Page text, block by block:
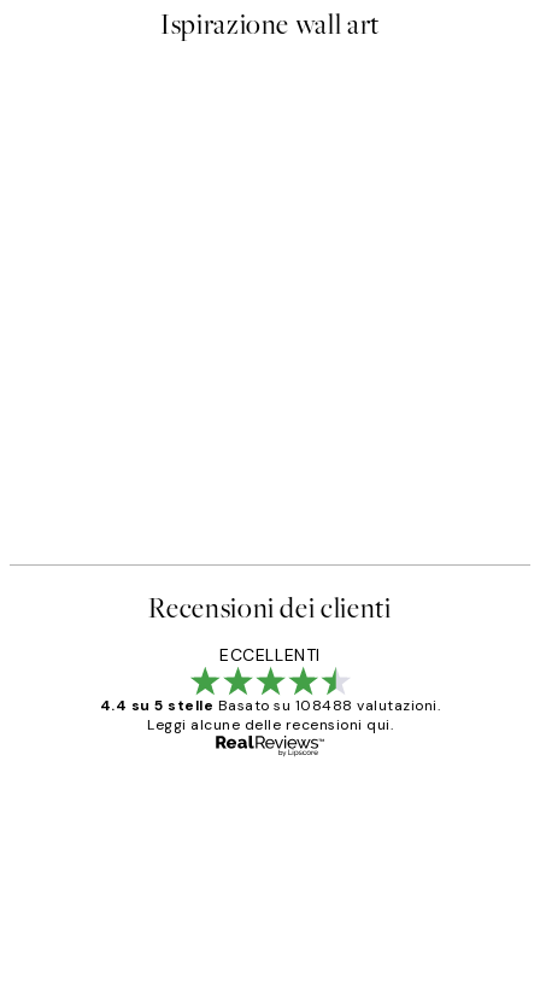
Ispirazione wall art
Recensioni dei clienti
ECCELLENTI
4.4 su 5 stelle Basato su 108488 valutazioni.
Leggi alcune delle recensioni qui.